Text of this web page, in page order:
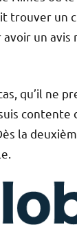
trouver un
un avis
qu’il ne
la